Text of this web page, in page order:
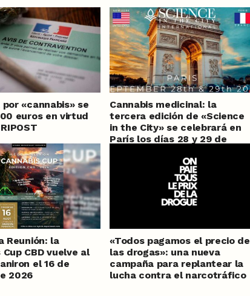
«cannabis» se
euros en virtud
Cannabis medicinal: la
tercera edición de «Science
in the City» se celebrará en
París los días 28 y 29 de
Reunión: la
Cup CBD vuelve al
el 16 de
2026
«Todos pagamos el precio de
las drogas»: una nueva
campaña para replantear la
lucha contra el narcotráfico